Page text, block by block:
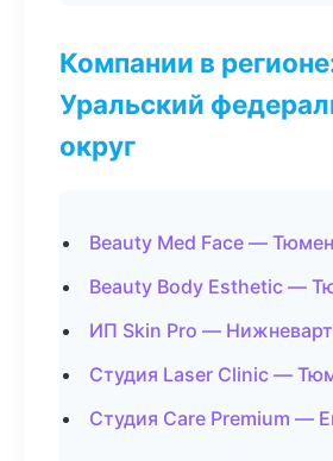
Компании в
Уральский
округ
Beauty Med Face —
Beauty Body Esthetic —
ИП Skin Pro —
Студия Laser Clinic —
Студия Care Premium —